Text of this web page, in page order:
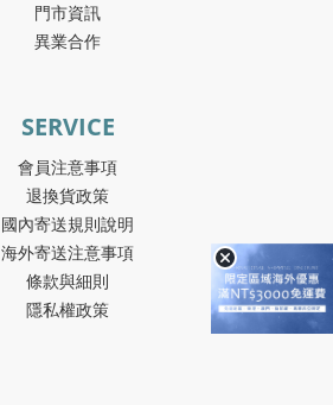
門市資訊
異業合作
SERVICE
會員注意事項
退換貨政策
國內寄送規則說明
海外寄送注意事項
條款與細則
隱私權政策